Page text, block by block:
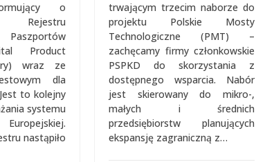
o
Rejestru
Product
wraz ze
dla
to kolejny
systemu
nastąpiło
trwającym trzecim naborze do
projektu Polskie Mosty
Technologiczne (PMT) –
zachęcamy firmy członkowskie
PSPKD do skorzystania z
dostępnego wsparcia. Nabór
jest skierowany do mikro-,
małych i średnich
przedsiębiorstw planujących
ekspansję zagraniczną z…